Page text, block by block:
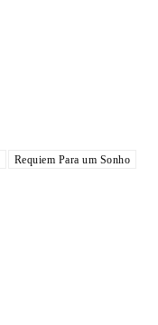
Requiem Para um Sonho